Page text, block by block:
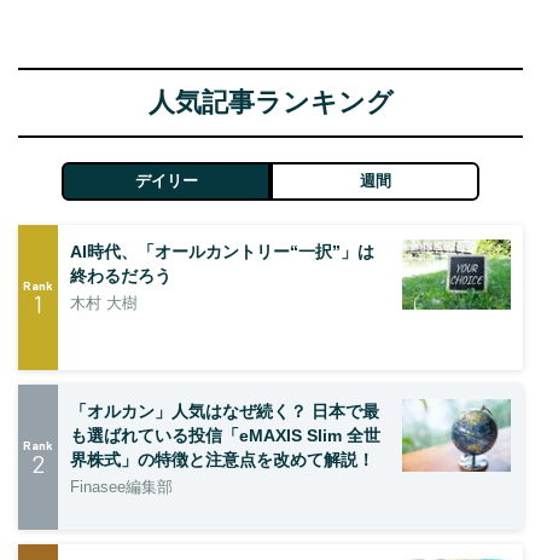
人気記事ランキング
デイリー 週間
Rank
1
AI時代、「オールカントリー“一択”」は
終わるだろう
木村 大樹
Rank
2
「オルカン」人気はなぜ続く？ 日本で最
も選ばれている投信「eMAXIS Slim 全世
界株式」の特徴と注意点を改めて解説！
Finasee編集部